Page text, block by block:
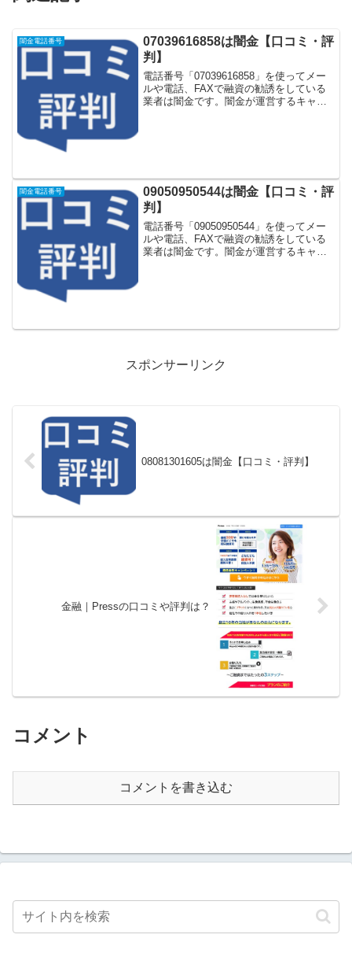
闇金電話番号
07039616858は闇金【口コミ・評
判】
電話番号「07039616858」を使ってメー
ルや電話、FAXで融資の勧誘をしている
業者は闇金です。闇金が運営するキャッ
闇金電話番号
09050950544は闇金【口コミ・評
判】
電話番号「09050950544」を使ってメー
ルや電話、FAXで融資の勧誘をしている
業者は闇金です。闇金が運営するキャッ
スポンサーリンク
08081301605は闇金【口コミ・評判】
金融｜Pressの口コミや評判は？
コメント
コメントを書き込む